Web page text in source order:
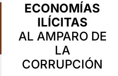
ECONOMÍAS
ILÍCITAS
AL AMPARO DE
LA
CORRUPCIÓN